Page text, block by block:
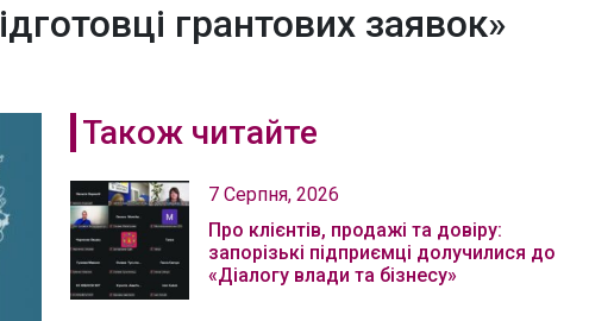
грантових заявок»
Також читайте
7 Серпня, 2026
Про клієнтів, продажі та довіру:
запорізькі підприємці долучилися до
«Діалогу влади та бізнесу»